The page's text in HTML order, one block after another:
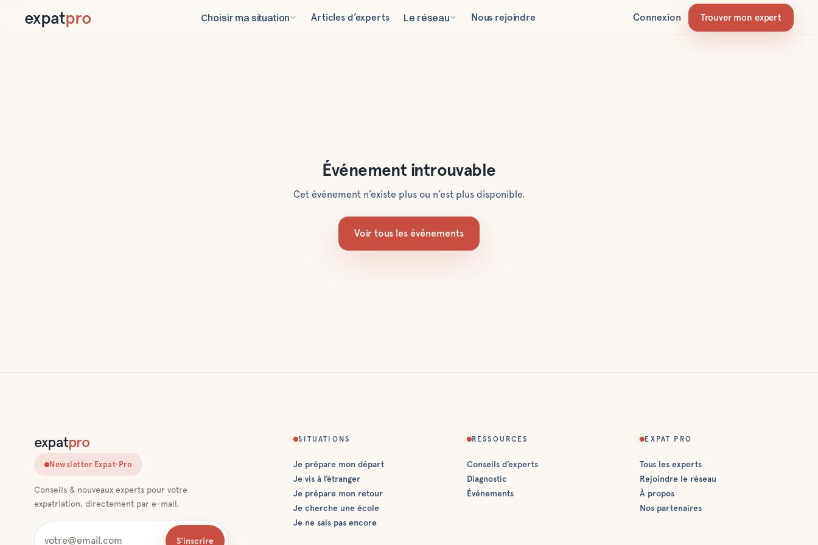
expatpro Choisir ma situation Articles d’experts Le réseau Nous rejoindre Connexion Trouver mon expert
Événement introuvable
Cet événement n’existe plus ou n’est plus disponible.
Voir tous les événements
expatpro
Newsletter Expat·Pro
Conseils & nouveaux experts pour votre
expatriation, directement par e-mail.
S'inscrire
SITUATIONS
Je prépare mon départ
Je vis à l’étranger
Je prépare mon retour
Je cherche une école
Je ne sais pas encore
RESSOURCES
Conseils d’experts
Diagnostic
Événements
EXPAT PRO
Tous les experts
Rejoindre le réseau
À propos
Nos partenaires